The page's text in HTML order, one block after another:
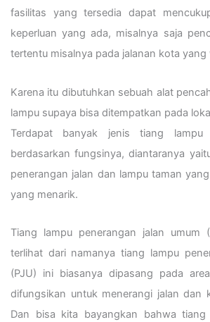
fasilitas yang tersedia dapat
keperluan yang ada, misalnya saja
tertentu misalnya pada jalanan kota yang
Karena itu dibutuhkan sebuah alat
lampu supaya bisa ditempatkan pada
Terdapat banyak jenis tiang
berdasarkan fungsinya, diantaranya
penerangan jalan dan lampu taman
yang menarik.
Tiang lampu penerangan jalan umum
terlihat dari namanya tiang lampu
(PJU) ini biasanya dipasang pada
difungsikan untuk menerangi jalan dan
Dan bisa kita bayangkan bahwa